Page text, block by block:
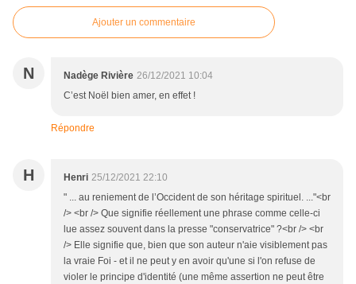
Ajouter un commentaire
N Nadège Rivière 26/12/2021 10:04
C’est Noël bien amer, en effet !
Répondre
H Henri 25/12/2021 22:10
" ... au reniement de l’Occident de son héritage spirituel. ..."<br
/> <br /> Que signifie réellement une phrase comme celle-ci
lue assez souvent dans la presse "conservatrice" ?<br /> <br
/> Elle signifie que, bien que son auteur n'aie visiblement pas
la vraie Foi - et il ne peut y en avoir qu'une si l'on refuse de
violer le principe d'identité (une même assertion ne peut être